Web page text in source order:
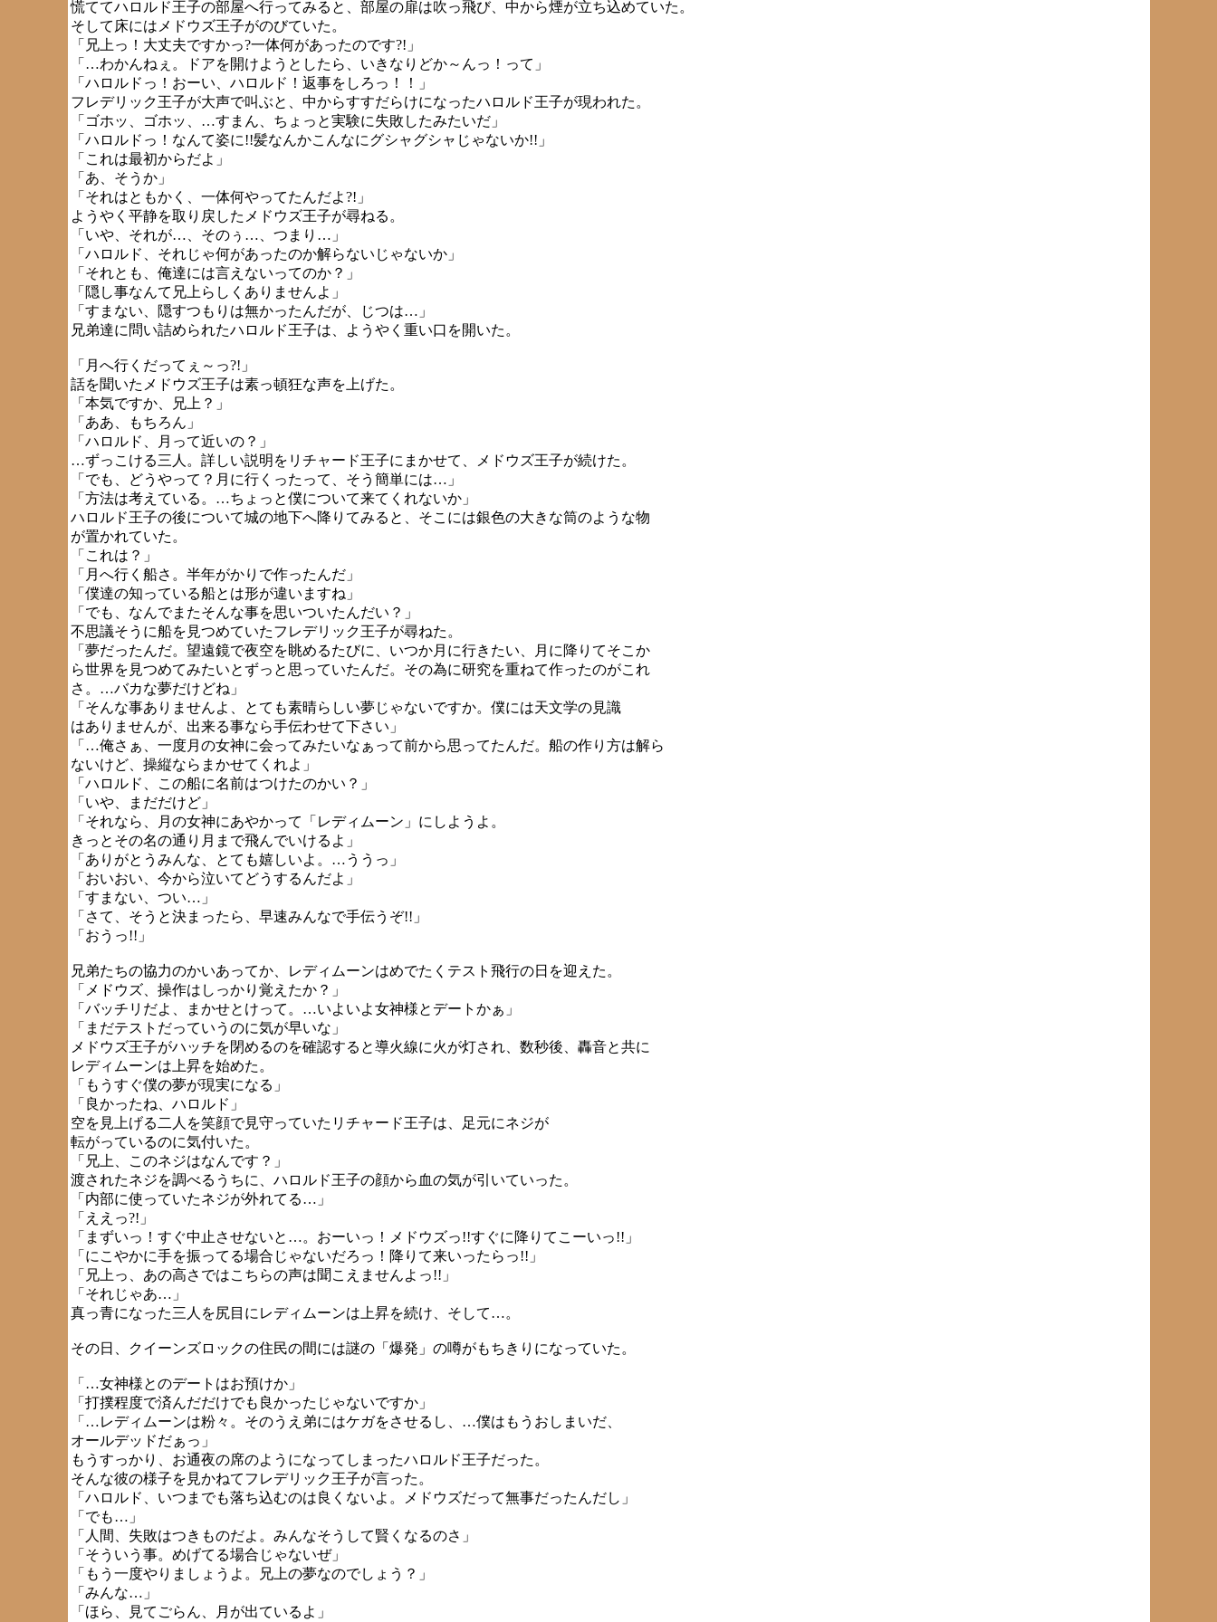
慌ててハロルド王子の部屋へ行ってみると、部屋の扉は吹っ飛び、中から煙が立ち込めていた。
そして床にはメドウズ王子がのびていた。
「兄上っ！大丈夫ですかっ?一体何があったのです?!」
「…わかんねぇ。ドアを開けようとしたら、いきなりどか～んっ！って」
「ハロルドっ！おーい、ハロルド！返事をしろっ！！」
フレデリック王子が大声で叫ぶと、中からすすだらけになったハロルド王子が現われた。
「ゴホッ、ゴホッ、…すまん、ちょっと実験に失敗したみたいだ」
「ハロルドっ！なんて姿に!!髪なんかこんなにグシャグシャじゃないか!!」
「これは最初からだよ」
「あ、そうか」
「それはともかく、一体何やってたんだよ?!」
ようやく平静を取り戻したメドウズ王子が尋ねる。
「いや、それが…、そのぅ…、つまり…」
「ハロルド、それじゃ何があったのか解らないじゃないか」
「それとも、俺達には言えないってのか？」
「隠し事なんて兄上らしくありませんよ」
「すまない、隠すつもりは無かったんだが、じつは…」
兄弟達に問い詰められたハロルド王子は、ようやく重い口を開いた。
「月へ行くだってぇ～っ?!」
話を聞いたメドウズ王子は素っ頓狂な声を上げた。
「本気ですか、兄上？」
「ああ、もちろん」
「ハロルド、月って近いの？」
…ずっこける三人。詳しい説明をリチャード王子にまかせて、メドウズ王子が続けた。
「でも、どうやって？月に行くったって、そう簡単には…」
「方法は考えている。…ちょっと僕について来てくれないか」
ハロルド王子の後について城の地下へ降りてみると、そこには銀色の大きな筒のような物
が置かれていた。
「これは？」
「月へ行く船さ。半年がかりで作ったんだ」
「僕達の知っている船とは形が違いますね」
「でも、なんでまたそんな事を思いついたんだい？」
不思議そうに船を見つめていたフレデリック王子が尋ねた。
「夢だったんだ。望遠鏡で夜空を眺めるたびに、いつか月に行きたい、月に降りてそこか
ら世界を見つめてみたいとずっと思っていたんだ。その為に研究を重ねて作ったのがこれ
さ。…バカな夢だけどね」
「そんな事ありませんよ、とても素晴らしい夢じゃないですか。僕には天文学の見識
はありませんが、出来る事なら手伝わせて下さい」
「…俺さぁ、一度月の女神に会ってみたいなぁって前から思ってたんだ。船の作り方は解ら
ないけど、操縦ならまかせてくれよ」
「ハロルド、この船に名前はつけたのかい？」
「いや、まだだけど」
「それなら、月の女神にあやかって「レディムーン」にしようよ。
きっとその名の通り月まで飛んでいけるよ」
「ありがとうみんな、とても嬉しいよ。…ううっ」
「おいおい、今から泣いてどうするんだよ」
「すまない、つい…」
「さて、そうと決まったら、早速みんなで手伝うぞ!!」
「おうっ!!」
兄弟たちの協力のかいあってか、レディムーンはめでたくテスト飛行の日を迎えた。
「メドウズ、操作はしっかり覚えたか？」
「バッチリだよ、まかせとけって。…いよいよ女神様とデートかぁ」
「まだテストだっていうのに気が早いな」
メドウズ王子がハッチを閉めるのを確認すると導火線に火が灯され、数秒後、轟音と共に
レディムーンは上昇を始めた。
「もうすぐ僕の夢が現実になる」
「良かったね、ハロルド」
空を見上げる二人を笑顔で見守っていたリチャード王子は、足元にネジが
転がっているのに気付いた。
「兄上、このネジはなんです？」
渡されたネジを調べるうちに、ハロルド王子の顔から血の気が引いていった。
「内部に使っていたネジが外れてる…」
「ええっ?!」
「まずいっ！すぐ中止させないと…。おーいっ！メドウズっ!!すぐに降りてこーいっ!!」
「にこやかに手を振ってる場合じゃないだろっ！降りて来いったらっ!!」
「兄上っ、あの高さではこちらの声は聞こえませんよっ!!」
「それじゃあ…」
真っ青になった三人を尻目にレディムーンは上昇を続け、そして…。
その日、クイーンズロックの住民の間には謎の「爆発」の噂がもちきりになっていた。
「…女神様とのデートはお預けか」
「打撲程度で済んだだけでも良かったじゃないですか」
「…レディムーンは粉々。そのうえ弟にはケガをさせるし、…僕はもうおしまいだ、
オールデッドだぁっ」
もうすっかり、お通夜の席のようになってしまったハロルド王子だった。
そんな彼の様子を見かねてフレデリック王子が言った。
「ハロルド、いつまでも落ち込むのは良くないよ。メドウズだって無事だったんだし」
「でも…」
「人間、失敗はつきものだよ。みんなそうして賢くなるのさ」
「そういう事。めげてる場合じゃないぜ」
「もう一度やりましょうよ。兄上の夢なのでしょう？」
「みんな…」
「ほら、見てごらん、月が出ているよ」